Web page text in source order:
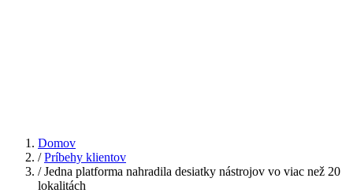
Domov
/ Príbehy klientov
/ Jedna platforma nahradila desiatky nástrojov vo viac než 20
lokalitách